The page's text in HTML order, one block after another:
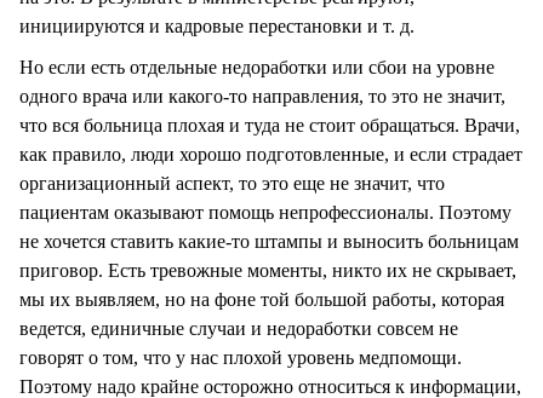
инициируются и кадровые перестановки и т. д.
Но если есть отдельные недоработки или сбои на уровне
одного врача или какого-то направления, то это не значит,
что вся больница плохая и туда не стоит обращаться. Врачи,
как правило, люди хорошо подготовленные, и если страдает
организационный аспект, то это еще не значит, что
пациентам оказывают помощь непрофессионалы. Поэтому
не хочется ставить какие-то штампы и выносить больницам
приговор. Есть тревожные моменты, никто их не скрывает,
мы их выявляем, но на фоне той большой работы, которая
ведется, единичные случаи и недоработки совсем не
говорят о том, что у нас плохой уровень медпомощи.
Поэтому надо крайне осторожно относиться к информации,